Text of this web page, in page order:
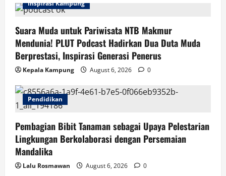
i
o
n
Inspirasi Kampung
Suara Muda untuk Pariwisata NTB Makmur
Mendunia! PLUT Podcast Hadirkan Dua Duta Muda
Berprestasi, Inspirasi Generasi Penerus
Kepala Kampung August 6, 2026 0
Pendidikan
Pembagian Bibit Tanaman sebagai Upaya Pelestarian
Lingkungan Berkolaborasi dengan Persemaian
Mandalika
Lalu Rosmawan August 6, 2026
0